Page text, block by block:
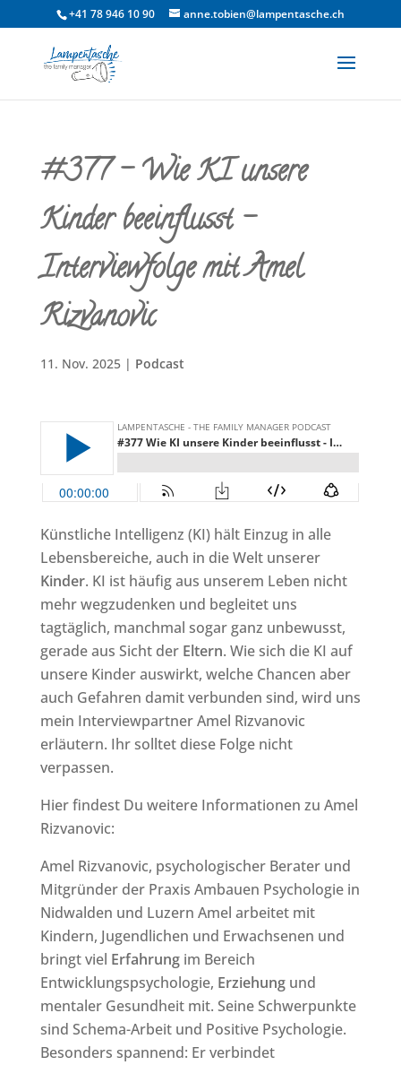
+41 78 946 10 90 anne.tobien@lampentasche.ch
#377 – Wie KI unsere
Kinder beeinflusst –
Interviewfolge mit Amel
Rizvanovic
11. Nov. 2025| Podcast
Künstliche Intelligenz (KI) hält Einzug in alle
Lebensbereiche, auch in die Welt unserer
Kinder. KI ist häufig aus unserem Leben nicht
mehr wegzudenken und begleitet uns
tagtäglich, manchmal sogar ganz unbewusst,
gerade aus Sicht der Eltern. Wie sich die KI auf
unsere Kinder auswirkt, welche Chancen aber
auch Gefahren damit verbunden sind, wird uns
mein Interviewpartner Amel Rizvanovic
erläutern. Ihr solltet diese Folge nicht
verpassen.
Hier findest Du weitere Informationen zu Amel
Rizvanovic:
Amel Rizvanovic, psychologischer Berater und
Mitgründer der Praxis Ambauen Psychologie in
Nidwalden und Luzern Amel arbeitet mit
Kindern, Jugendlichen und Erwachsenen und
bringt viel Erfahrungim Bereich
Entwicklungspsychologie, Erziehungund
mentaler Gesundheit mit. Seine Schwerpunkte
sind Schema-Arbeit und Positive Psychologie.
Besonders spannend: Er verbindet